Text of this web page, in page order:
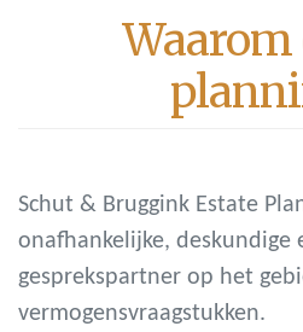
Waarom
Schut & Bruggink Estate
onafhankelijke, deskundige
gesprekspartner op het
vermogensvraagstukken.